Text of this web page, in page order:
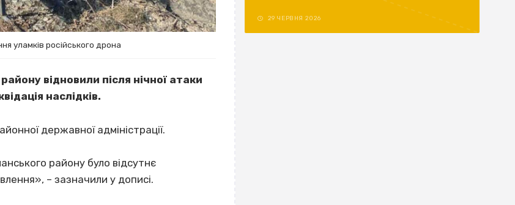
уламків російського дрона
відновили після нічної атаки
наслідків.
державної адміністрації.
району було відсутнє
– зазначили у дописі.
29 ЧЕРВНЯ 2026